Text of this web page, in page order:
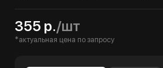
355 р./шт
*актуальная цена по запросу